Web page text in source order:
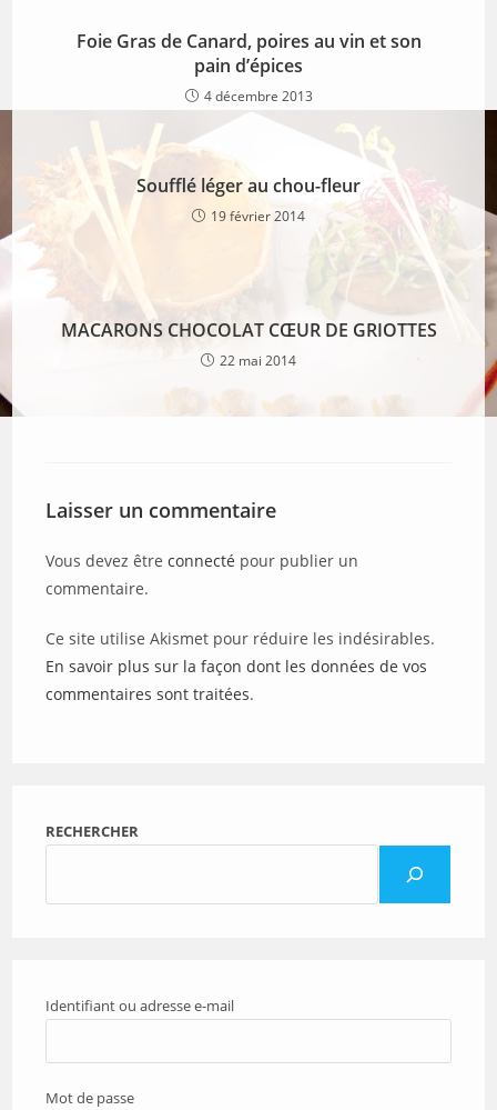
Foie Gras de Canard, poires au vin et son
pain d’épices
4 décembre 2013
Soufflé léger au chou-fleur
19 février 2014
MACARONS CHOCOLAT CŒUR DE GRIOTTES
22 mai 2014
Laisser un commentaire
Vous devez êtreconnecté pour publier un
commentaire.
Ce site utilise Akismet pour réduire les indésirables.
En savoir plus sur la façon dont les données de vos
commentaires sont traitées.
RECHERCHER
Identifiant ou adresse e-mail
Mot de passe